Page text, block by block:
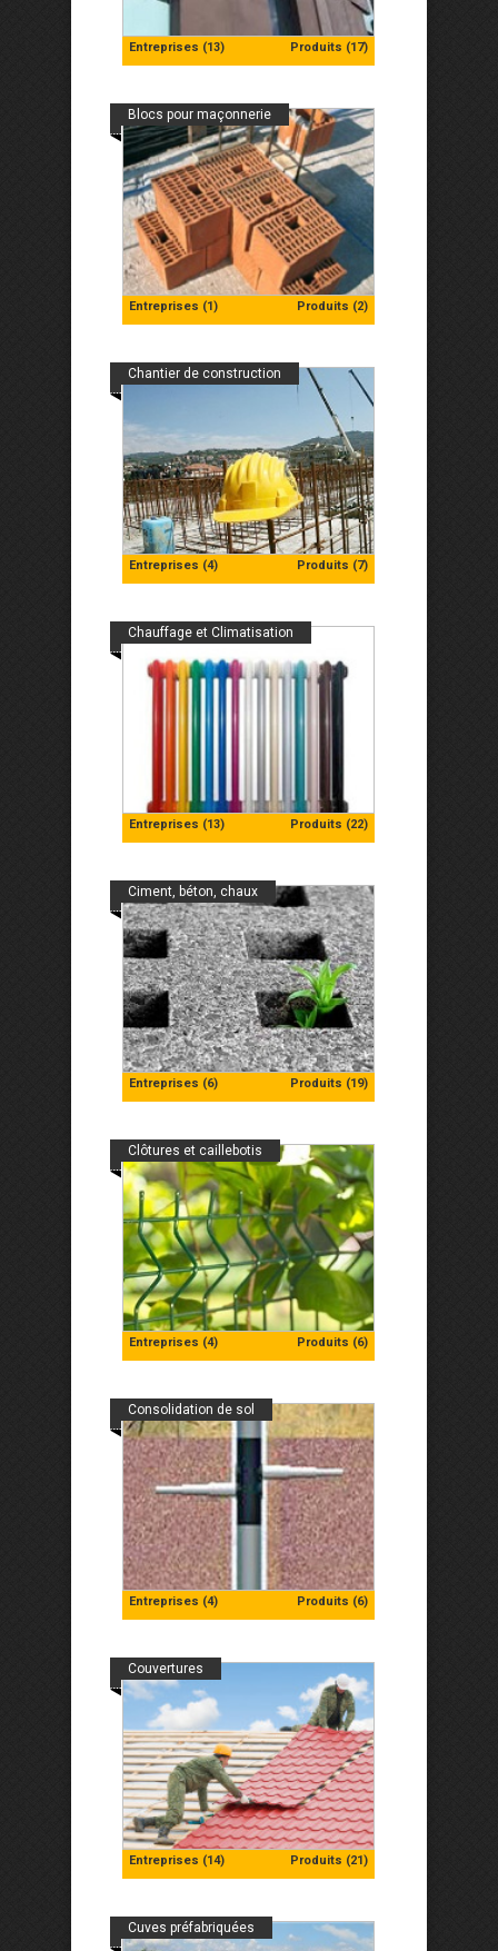
Entreprises (13) Produits (17)
Entreprises (1) Produits (2)
Blocs pour maçonnerie
Entreprises (4) Produits (7)
Chantier de construction
Entreprises (13) Produits (22)
Chauffage et Climatisation
Entreprises (6) Produits (19)
Ciment, béton, chaux
Entreprises (4) Produits (6)
Clôtures et caillebotis
Entreprises (4) Produits (6)
Consolidation de sol
Entreprises (14) Produits (21)
Couvertures
Cuves préfabriquées